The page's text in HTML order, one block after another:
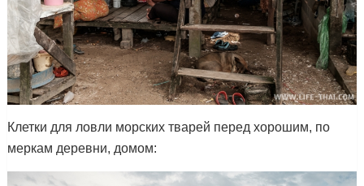
Клетки для ловли морских тварей перед хорошим, по
меркам деревни, домом: